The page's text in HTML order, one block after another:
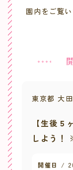
園内をご覧
東京都 大
【生後
しよう！
開催日